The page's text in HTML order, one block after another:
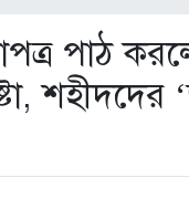
পাঠ
শহীদদের